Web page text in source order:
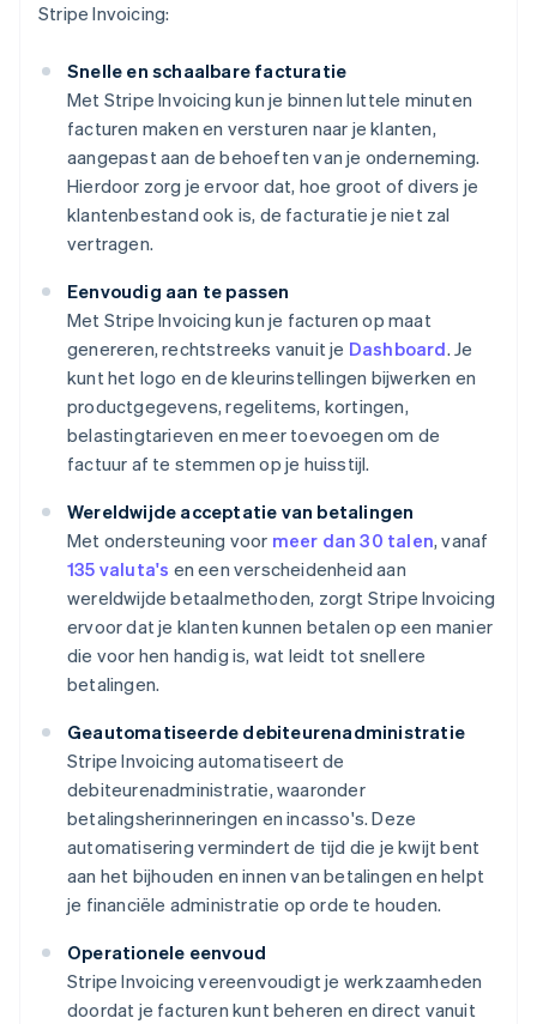
Stripe Invoicing:
Snelle en schaalbare facturatie
Met Stripe Invoicing kun je binnen luttele minuten
facturen maken en versturen naar je klanten,
aangepast aan de behoeften van je onderneming.
Hierdoor zorg je ervoor dat, hoe groot of divers je
klantenbestand ook is, de facturatie je niet zal
vertragen.
Eenvoudig aan te passen
Met Stripe Invoicing kun je facturen op maat
genereren, rechtstreeks vanuit je Dashboard. Je
kunt het logo en de kleurinstellingen bijwerken en
productgegevens, regelitems, kortingen,
belastingtarieven en meer toevoegen om de
factuur af te stemmen op je huisstijl.
Wereldwijde acceptatie van betalingen
Met ondersteuning voor meer dan 30 talen, vanaf
135 valuta's en een verscheidenheid aan
wereldwijde betaalmethoden, zorgt Stripe Invoicing
ervoor dat je klanten kunnen betalen op een manier
die voor hen handig is, wat leidt tot snellere
betalingen.
Geautomatiseerde debiteurenadministratie
Stripe Invoicing automatiseert de
debiteurenadministratie, waaronder
betalingsherinneringen en incasso's. Deze
automatisering vermindert de tijd die je kwijt bent
aan het bijhouden en innen van betalingen en helpt
je financiële administratie op orde te houden.
Operationele eenvoud
Stripe Invoicing vereenvoudigt je werkzaamheden
doordat je facturen kunt beheren en direct vanuit